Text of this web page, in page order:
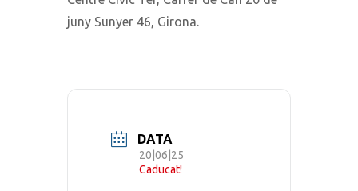
juny Sunyer 46, Girona.
DATA
20|06|25
Caducat!